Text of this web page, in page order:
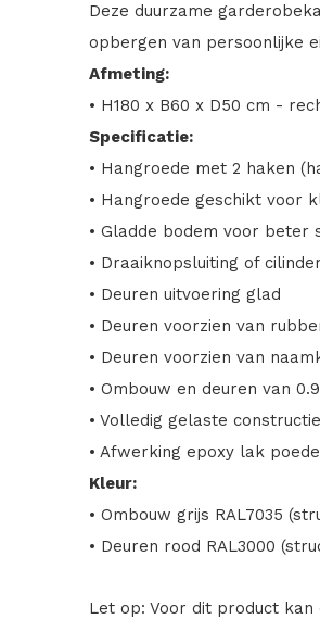
Deze duurzame
opbergen van persoonlijke
Afmeting:
• H180 x B60 x D50 cm -
Specificatie:
• Hangroede met 2 haken
• Hangroede geschikt voor
• Gladde bodem voor beter
• Draaiknopsluiting of
• Deuren uitvoering glad
• Deuren voorzien van
• Deuren voorzien van
• Ombouw en deuren van
• Volledig gelaste
• Afwerking epoxy lak
Kleur:
• Ombouw grijs RAL7035
• Deuren rood RAL3000
Let op: Voor dit product